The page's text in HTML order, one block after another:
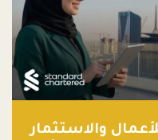
والاستثمار